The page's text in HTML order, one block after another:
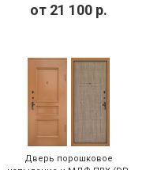
от 21 100 р.
Дверь порошковое